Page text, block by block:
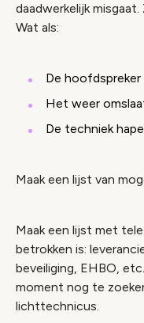
daadwerkelijk
Wat als:
De hoofdspreker
Het weer
De techniek
Maak een lijst van
Maak een lijst met
betrokken is:
beveiliging, EHBO,
moment nog te
lichttechnicus.